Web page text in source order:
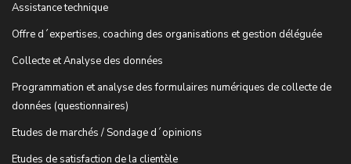
Assistance technique
Offre d´expertises, coaching des organisations et gestion déléguée
Collecte et Analyse des données
Programmation et analyse des formulaires numériques de collecte de
données (questionnaires)
Etudes de marchés / Sondage d´opinions
Etudes de satisfaction de la clientèle